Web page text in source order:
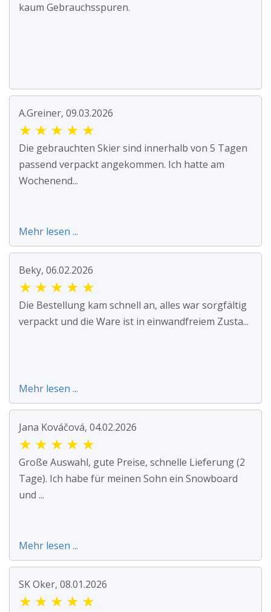
kaum Gebrauchsspuren.
A.Greiner, 09.03.2026
★ ★ ★ ★ ★
Die gebrauchten Skier sind innerhalb von 5 Tagen
passend verpackt angekommen. Ich hatte am
Wochenend...
Mehr lesen ...
Beky, 06.02.2026
★ ★ ★ ★ ★
Die Bestellung kam schnell an, alles war sorgfältig
verpackt und die Ware ist in einwandfreiem Zusta...
Mehr lesen ...
Jana Kováčová, 04.02.2026
★ ★ ★ ★ ★
Große Auswahl, gute Preise, schnelle Lieferung (2
Tage). Ich habe für meinen Sohn ein Snowboard
und ...
Mehr lesen ...
SK Oker, 08.01.2026
★ ★ ★ ★ ★